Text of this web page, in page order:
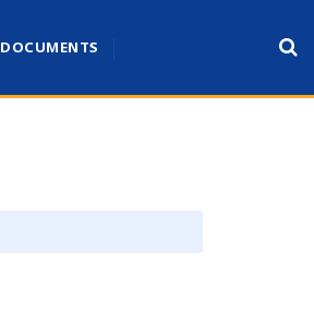
DOCUMENTS